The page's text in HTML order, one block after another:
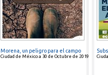
Morena, un peligro para el campo
Ciudad de México a 30 de Octubre de 2019